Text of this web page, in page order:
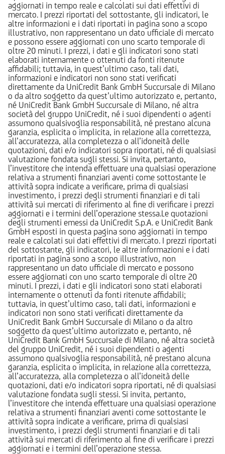
aggiornati in tempo reale e calcolati sui dati effettivi di
mercato. I prezzi riportati del sottostante, gli indicatori, le
altre informazioni e i dati riportati in pagina sono a scopo
illustrativo, non rappresentano un dato ufficiale di mercato
e possono essere aggiornati con uno scarto temporale di
oltre 20 minuti. I prezzi, i dati e gli indicatori sono stati
elaborati internamente o ottenuti da fonti ritenute
affidabili; tuttavia, in quest’ultimo caso, tali dati,
informazioni e indicatori non sono stati verificati
direttamente da UniCredit Bank GmbH Succursale di Milano
o da altro soggetto da quest’ultimo autorizzato e, pertanto,
né UniCredit Bank GmbH Succursale di Milano, né altra
società del gruppo UniCredit, né i suoi dipendenti o agenti
assumono qualsivoglia responsabilità, né prestano alcuna
garanzia, esplicita o implicita, in relazione alla correttezza,
all’accuratezza, alla completezza o all’idoneità delle
quotazioni, dati e/o indicatori sopra riportati, né di qualsiasi
valutazione fondata sugli stessi. Si invita, pertanto,
l’investitore che intenda effettuare una qualsiasi operazione
relativa a strumenti finanziari aventi come sottostante le
attività sopra indicate a verificare, prima di qualsiasi
investimento, i prezzi degli strumenti finanziari e di tali
attività sui mercati di riferimento al fine di verificare i prezzi
aggiornati e i termini dell’operazione stessa.Le quotazioni
degli strumenti emessi da UniCredit S.p.A. e UniCredit Bank
GmbH esposti in questa pagina sono aggiornati in tempo
reale e calcolati sui dati effettivi di mercato. I prezzi riportati
del sottostante, gli indicatori, le altre informazioni e i dati
riportati in pagina sono a scopo illustrativo, non
rappresentano un dato ufficiale di mercato e possono
essere aggiornati con uno scarto temporale di oltre 20
minuti. I prezzi, i dati e gli indicatori sono stati elaborati
internamente o ottenuti da fonti ritenute affidabili;
tuttavia, in quest’ultimo caso, tali dati, informazioni e
indicatori non sono stati verificati direttamente da
UniCredit Bank GmbH Succursale di Milano o da altro
soggetto da quest’ultimo autorizzato e, pertanto, né
UniCredit Bank GmbH Succursale di Milano, né altra società
del gruppo UniCredit, né i suoi dipendenti o agenti
assumono qualsivoglia responsabilità, né prestano alcuna
garanzia, esplicita o implicita, in relazione alla correttezza,
all’accuratezza, alla completezza o all’idoneità delle
quotazioni, dati e/o indicatori sopra riportati, né di qualsiasi
valutazione fondata sugli stessi. Si invita, pertanto,
l’investitore che intenda effettuare una qualsiasi operazione
relativa a strumenti finanziari aventi come sottostante le
attività sopra indicate a verificare, prima di qualsiasi
investimento, i prezzi degli strumenti finanziari e di tali
attività sui mercati di riferimento al fine di verificare i prezzi
aggiornati e i termini dell’operazione stessa.